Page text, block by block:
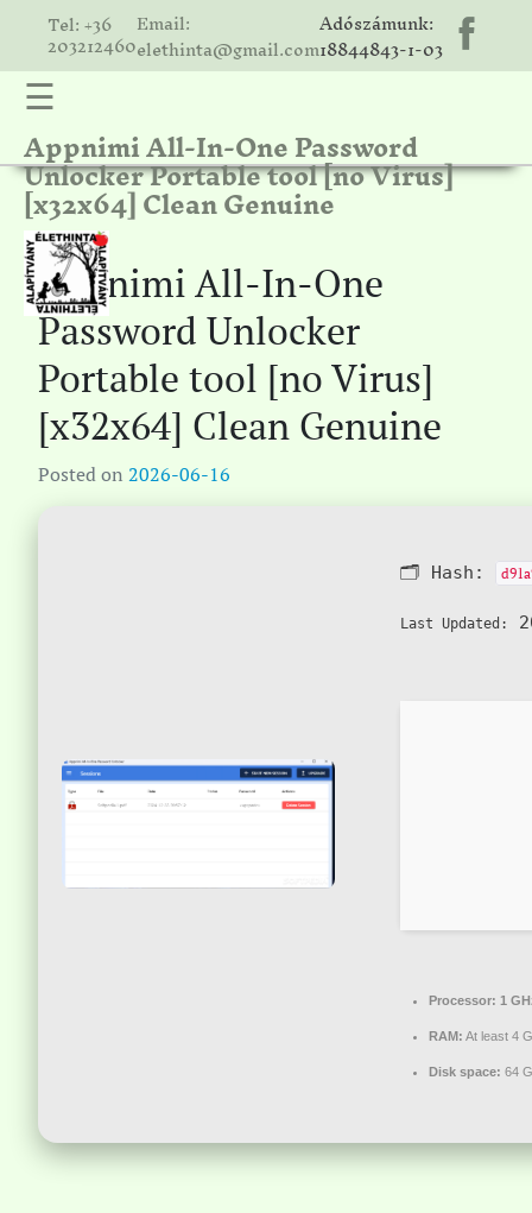
Tel: +36
203212460
Email:
elethinta@gmail.com
Adószámunk:
18844843-1-03
☰
Appnimi All-In-One Password
Unlocker Portable tool [no Virus]
[x32x64] Clean Genuine
Appnimi All-In-One
Password Unlocker
Portable tool [no Virus]
[x32x64] Clean Genuine
Posted on 2026-06-16
🗂 Hash:
Last Updated:
Processor: 1
RAM: At least 4
Disk space: 64